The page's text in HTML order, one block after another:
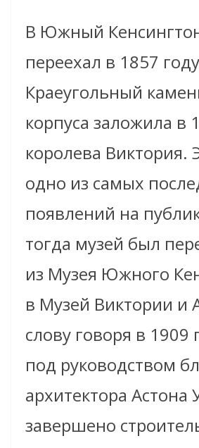
В Южный
переехал в 1857
Краеугольный
корпуса заложила в
королева Виктория.
одно из самых
появлений на
тогда музей был
из Музея Южного
в Музей Виктории и
слову говоря в 1909
под руководством
архитектора Астона
завершено